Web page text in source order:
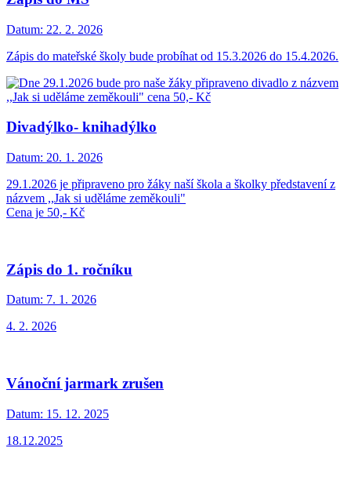
Datum: 22. 2. 2026
Zápis do mateřské školy bude probíhat od 15.3.2026 do 15.4.2026.
Divadýlko- knihadýlko
Datum: 20. 1. 2026
29.1.2026 je připraveno pro žáky naší škola a školky představení z
názvem ,,Jak si uděláme zeměkouli"
Cena je 50,- Kč
Zápis do 1. ročníku
Datum: 7. 1. 2026
4. 2. 2026
Vánoční jarmark zrušen
Datum: 15. 12. 2025
18.12.2025